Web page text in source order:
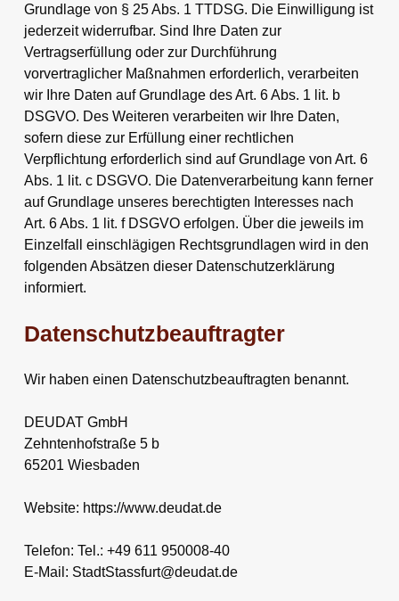
Grundlage von § 25 Abs. 1 TTDSG. Die Einwilligung ist
jederzeit widerrufbar. Sind Ihre Daten zur
Vertragserfüllung oder zur Durchführung
vorvertraglicher Maßnahmen erforderlich, verarbeiten
wir Ihre Daten auf Grundlage des Art. 6 Abs. 1 lit. b
DSGVO. Des Weiteren verarbeiten wir Ihre Daten,
sofern diese zur Erfüllung einer rechtlichen
Verpflichtung erforderlich sind auf Grundlage von Art. 6
Abs. 1 lit. c DSGVO. Die Datenverarbeitung kann ferner
auf Grundlage unseres berechtigten Interesses nach
Art. 6 Abs. 1 lit. f DSGVO erfolgen. Über die jeweils im
Einzelfall einschlägigen Rechtsgrundlagen wird in den
folgenden Absätzen dieser Datenschutzerklärung
informiert.
Datenschutz­beauftragter
Wir haben einen Datenschutzbeauftragten benannt.
DEUDAT GmbH
Zehntenhofstraße 5 b
65201 Wiesbaden
Website: https://www.deudat.de
Telefon: Tel.: +49 611 950008-40
E-Mail: StadtStassfurt@deudat.de